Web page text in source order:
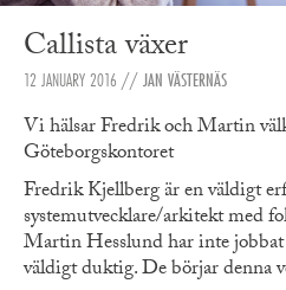
Callista växer
12 JANUARY 2016 //JAN VÄSTERNÄS
Vi hälsar Fredrik och Martin
Göteborgskontoret
Fredrik Kjellberg är en väldigt
systemutvecklare/arkitekt med
Martin Hesslund har inte
väldigt duktig. De börjar denna